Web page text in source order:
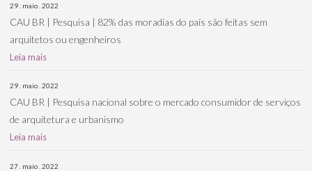
29 . maio . 2022
CAU BR | Pesquisa | 82% das moradias do país são feitas sem
arquitetos ou engenheiros
Leia mais
29 . maio . 2022
CAU BR | Pesquisa nacional sobre o mercado consumidor de serviços
de arquitetura e urbanismo
Leia mais
27 . maio . 2022